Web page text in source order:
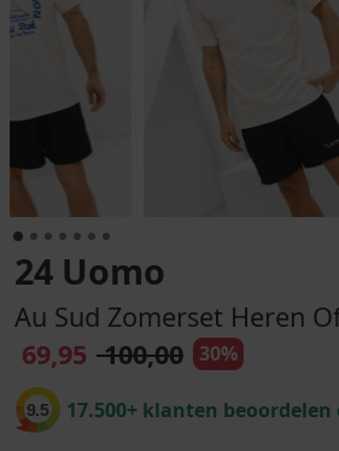
24 Uomo
Au Sud Zomerset Heren
69,95 100,00 30%
9.5 17.500+ klanten beoordelen